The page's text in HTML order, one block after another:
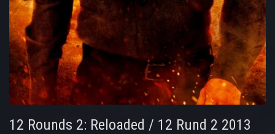
12 Rounds 2: Reloaded / 12 Rund 2 2013